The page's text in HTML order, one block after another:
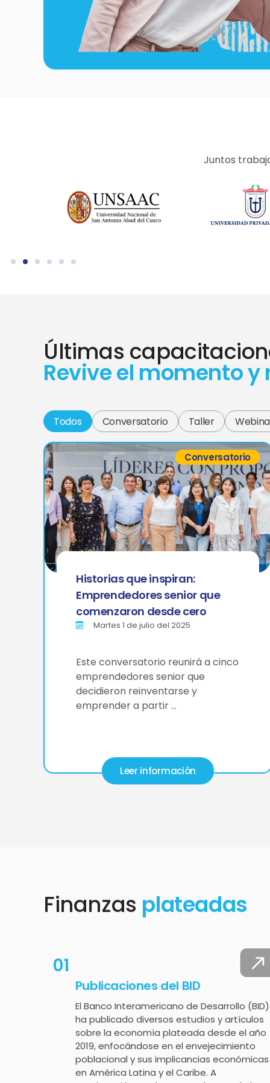
Juntos
Últimas
Revive el momento
Conversatorio Taller
Todos
Conversatorio
Historias que inspiran:
Emprendedores senior que
comenzaron desde cero
Martes 1 de julio del 2025
Este conversatorio reunirá a cinco
emprendedores senior que
decidieron reinventarse y
emprender a partir …
Leer información
Finanzas plateadas
01
Publicaciones del BID
El Banco Interamericano de Desarrollo (BID)
ha publicado diversos estudios y artículos
sobre la economía plateada desde el año
2019, enfocándose en el envejecimiento
poblacional y sus implicancias económicas
en América Latina y el Caribe. A